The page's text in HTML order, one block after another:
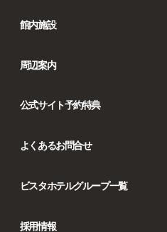
館内施設
周辺案内
公式サイト予約特典
よくあるお問合せ
ビスタホテルグループ一覧
採用情報